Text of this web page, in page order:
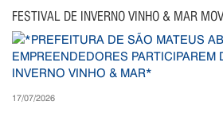
FESTIVAL DE INVERNO VINHO & MAR
17/07/2026